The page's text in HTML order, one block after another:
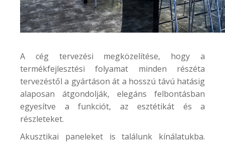
A cég tervezési megközelítése, hogy a
termékfejlesztési folyamat minden részéta
tervezéstől a gyártáson át a hosszú távú hatásig
alaposan átgondolják, elegáns felbontásban
egyesítve a funkciót, az esztétikát és a
részleteket.
Akusztikai paneleket is találunk kínálatukba.